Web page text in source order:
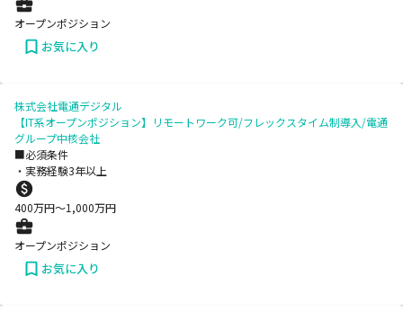
オープンポジション
お気に入り
株式会社電通デジタル
【IT系オープンポジション】リモートワーク可/フレックスタイム制導入/電通
グループ中核会社
■必須条件
・実務経験3年以上
400万円〜1,000万円
オープンポジション
お気に入り